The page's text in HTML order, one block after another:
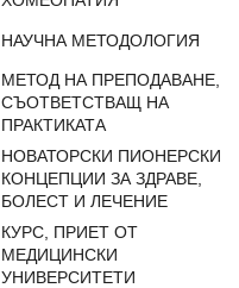
НАУЧНА МЕТОДОЛОГИЯ
МЕТОД НА ПРЕПОДАВАНЕ,
СЪОТВЕТСТВАЩ НА
ПРАКТИКАТА
НОВАТОРСКИ ПИОНЕРСКИ
КОНЦЕПЦИИ ЗА ЗДРАВЕ,
БОЛЕСТ И ЛЕЧЕНИЕ
КУРС, ПРИЕТ ОТ
МЕДИЦИНСКИ
УНИВЕРСИТЕТИ